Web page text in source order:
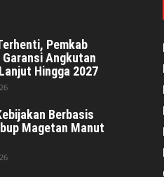
Pemkab
Angkutan
Hingga 2027
Berbasis
Magetan Manut